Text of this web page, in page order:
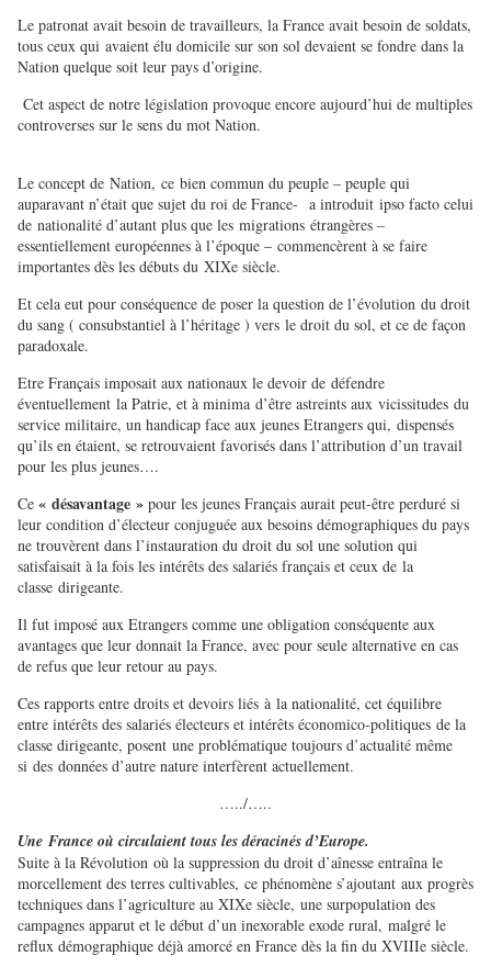
Le patronat avait besoin de travailleurs, la France avait besoin de soldats,
tous ceux qui avaient élu domicile sur son sol devaient se fondre dans la
Nation quelque soit leur pays d’origine.
Cet aspect de notre législation provoque encore aujourd’hui de multiples
controverses sur le sens du mot Nation.
Le concept de Nation, ce bien commun du peuple – peuple qui
auparavant n’était que sujet du roi de France- a introduit ipso facto celui
de nationalité d’autant plus que les migrations étrangères –
essentiellement européennes à l’époque – commencèrent à se faire
importantes dès les débuts du XIXe siècle.
Et cela eut pour conséquence de poser la question de l’évolution du droit
du sang ( consubstantiel à l’héritage ) vers le droit du sol, et ce de façon
paradoxale.
Etre Français imposait aux nationaux le devoir de défendre
éventuellement la Patrie, et à minima d’être astreints aux vicissitudes du
service militaire, un handicap face aux jeunes Etrangers qui, dispensés
qu’ils en étaient, se retrouvaient favorisés dans l’attribution d’un travail
pour les plus jeunes….
Ce « désavantage » pour les jeunes Français aurait peut-être perduré si
leur condition d’électeur conjuguée aux besoins démographiques du pays
ne trouvèrent dans l’instauration du droit du sol une solution qui
satisfaisait à la fois les intérêts des salariés français et ceux de la
classe dirigeante.
Il fut imposé aux Etrangers comme une obligation conséquente aux
avantages que leur donnait la France, avec pour seule alternative en cas
de refus que leur retour au pays.
Ces rapports entre droits et devoirs liés à la nationalité, cet équilibre
entre intérêts des salariés électeurs et intérêts économico-politiques de la
classe dirigeante, posent une problématique toujours d’actualité même
si des données d’autre nature interfèrent actuellement.
…../…..
Une France où circulaient tous les déracinés d’Europe.
Suite à la Révolution où la suppression du droit d’aînesse entraîna le
morcellement des terres cultivables, ce phénomène s’ajoutant aux progrès
techniques dans l’agriculture au XIXe siècle, une surpopulation des
campagnes apparut et le début d’un inexorable exode rural, malgré le
reflux démographique déjà amorcé en France dès la fin du XVIIIe siècle.